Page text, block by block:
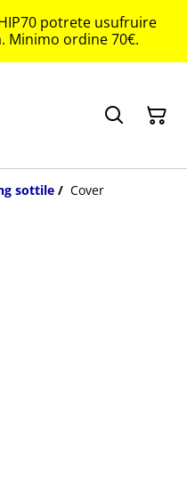
potrete usufruire
Minimo ordine 70€.
sottile / Cover